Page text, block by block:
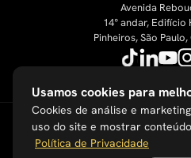
Avenida
14° andar, Edifício
Pinheiros, São
Usamos cookies para
Cookies de análise e
uso do site e mostrar
Política de Privacidade